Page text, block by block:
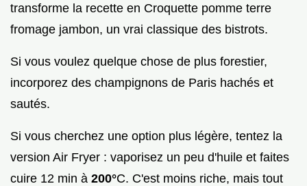
transforme la recette en Croquette pomme terre
fromage jambon, un vrai classique des bistrots.
Si vous voulez quelque chose de plus forestier,
incorporez des champignons de Paris hachés et
sautés.
Si vous cherchez une option plus légère, tentez la
version Air Fryer : vaporisez un peu d'huile et faites
cuire 12 min à 200°C. C'est moins riche, mais tout